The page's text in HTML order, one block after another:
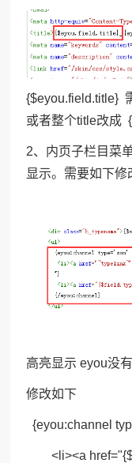
{$eyou.field.title}
或者整个title改成
2、内页子栏目菜
显示。需要如下修
高亮显示 eyou没
修改如下
{eyou:channel
<li><a